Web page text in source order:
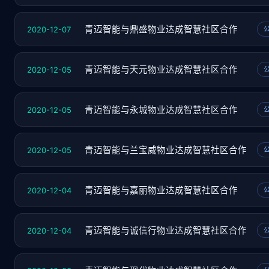
2020-12-07 青迈智能与鼎盛物业达成智慧社区合作
2020-12-05 青迈智能与天元物业达成智慧社区合作
2020-12-05 青迈智能与永城物业达成智慧社区合作
2020-12-05 青迈智能与兰宝威物业达成智慧社区合作
2020-12-04 青迈智能与嘉丽物业达成智慧社区合作
2020-12-04 青迈智能与诚信行物业达成智慧社区合作